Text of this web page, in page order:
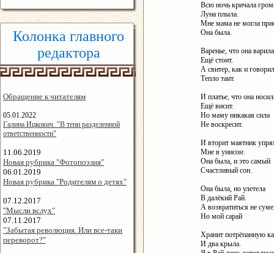
Колонка главного
редактора
Обращение к читателям
05.01.2022
Галина Ицкович. "В тени разделенной
ответственности"
11.06.2019
Новая рубрика "Фотопоэзия"
06.01.2019
Новая рубрика "Родителям о детях"
07.12.2017
"Мысли вслух"
07.11.2017
"Забытая революция. Или все-таки
переворот?"
Всю ночь кричала
Луна плыла.
Мне мама не могла
Она была.
Варенье, что она
Ещё стоит.
А свитер, как и
Тепло таит.
И платье, что она
Ещё висит.
Но маму никакая сила
Не воскресит.
И вторит маятник
Мне в унисон:
Она была, и это самый
Счастливый сон.
Она была, но улетела
В далёкий Рай.
А возвратиться не
Но мой сарай
Хранит потрёпанную
И два крыла.